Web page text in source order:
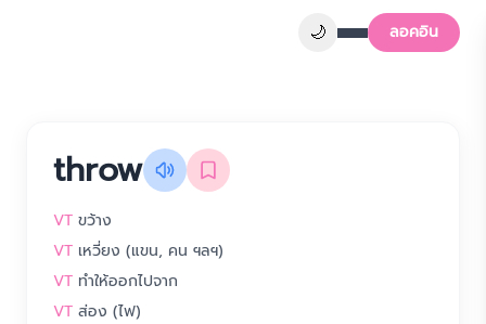
🌙 ลอคอิน
throw
VT ขว้าง
VT เหวี่ยง (แขน, คน ฯลฯ)
VT ทำให้ออกไปจาก
VT ส่อง (ไฟ)